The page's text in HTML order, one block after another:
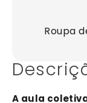
Roupa
A aula